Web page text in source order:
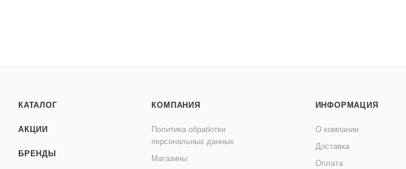
КАТАЛОГ
АКЦИИ
БРЕНДЫ
КОМПАНИЯ
Политика обработки
персональных данных
Магазины
ИНФОРМАЦИЯ
О компании
Доставка
Оплата